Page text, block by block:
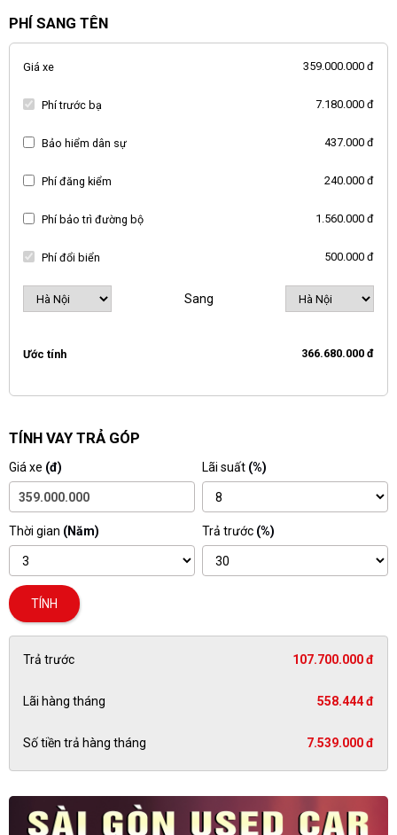
PHÍ SANG TÊN
Giá xe 359.000.000 đ
Phí trước bạ 7.180.000 đ
Bảo hiểm dân sự 437.000 đ
Phí đăng kiểm 240.000 đ
Phí bảo trì đường bộ 1.560.000 đ
Phí đổi biển 500.000 đ
Sang
Ước tính 366.680.000 đ
TÍNH VAY TRẢ GÓP
Giá xe (đ) Lãi suất (%)
Thời gian (Năm) Trả trước (%)
TÍNH
Trả trước 107.700.000 đ
Lãi hàng tháng 558.444 đ
Số tiền trả hàng tháng 7.539.000 đ